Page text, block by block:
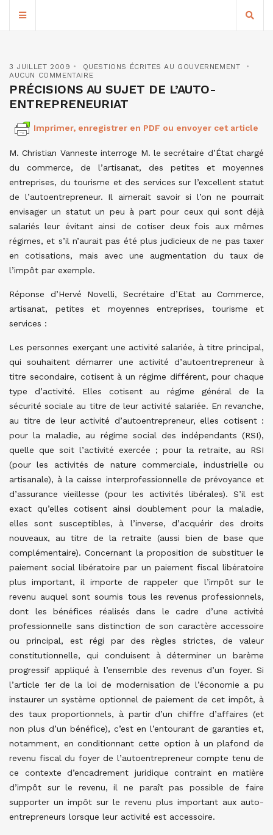
3 JUILLET 2009
QUESTIONS ÉCRITES AU GOUVERNEMENT
AUCUN COMMENTAIRE
PRÉCISIONS AU SUJET DE L’AUTO-
ENTREPRENEURIAT
Imprimer, enregistrer en PDF ou envoyer cet article
M. Christian Vanneste interroge M. le secrétaire d’État chargé
du commerce, de l’artisanat, des petites et moyennes
entreprises, du tourisme et des services sur l’excellent statut
de l’autoentrepreneur. Il aimerait savoir si l’on ne pourrait
envisager un statut un peu à part pour ceux qui sont déjà
salariés leur évitant ainsi de cotiser deux fois aux mêmes
régimes, et s’il n’aurait pas été plus judicieux de ne pas taxer
en cotisations, mais avec une augmentation du taux de
l’impôt par exemple.
Réponse d’Hervé Novelli, Secrétaire d’Etat au Commerce,
artisanat, petites et moyennes entreprises, tourisme et
services :
Les personnes exerçant une activité salariée, à titre principal,
qui souhaitent démarrer une activité d’autoentrepreneur à
titre secondaire, cotisent à un régime différent, pour chaque
type d’activité. Elles cotisent au régime général de la
sécurité sociale au titre de leur activité salariée. En revanche,
au titre de leur activité d’autoentrepreneur, elles cotisent :
pour la maladie, au régime social des indépendants (RSI),
quelle que soit l’activité exercée ; pour la retraite, au RSI
(pour les activités de nature commerciale, industrielle ou
artisanale), à la caisse interprofessionnelle de prévoyance et
d’assurance vieillesse (pour les activités libérales). S’il est
exact qu’elles cotisent ainsi doublement pour la maladie,
elles sont susceptibles, à l’inverse, d’acquérir des droits
nouveaux, au titre de la retraite (aussi bien de base que
complémentaire). Concernant la proposition de substituer le
paiement social libératoire par un paiement fiscal libératoire
plus important, il importe de rappeler que l’impôt sur le
revenu auquel sont soumis tous les revenus professionnels,
dont les bénéfices réalisés dans le cadre d’une activité
professionnelle sans distinction de son caractère accessoire
ou principal, est régi par des règles strictes, de valeur
constitutionnelle, qui conduisent à déterminer un barème
progressif appliqué à l’ensemble des revenus d’un foyer. Si
l’article 1er de la loi de modernisation de l’économie a pu
instaurer un système optionnel de paiement de cet impôt, à
des taux proportionnels, à partir d’un chiffre d’affaires (et
non plus d’un bénéfice), c’est en l’entourant de garanties et,
notamment, en conditionnant cette option à un plafond de
revenu fiscal du foyer de l’autoentrepreneur compte tenu de
ce contexte d’encadrement juridique contraint en matière
d’impôt sur le revenu, il ne paraît pas possible de faire
supporter un impôt sur le revenu plus important aux auto-
entrepreneurs lorsque leur activité est accessoire.